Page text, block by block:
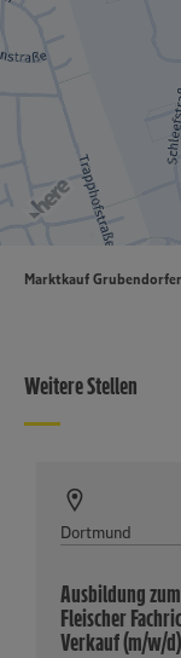
Marktkauf Grubendorfer
Weitere Stellen
Dortmund
Ausbildung zum
Fleischer
Verkauf (m/w/